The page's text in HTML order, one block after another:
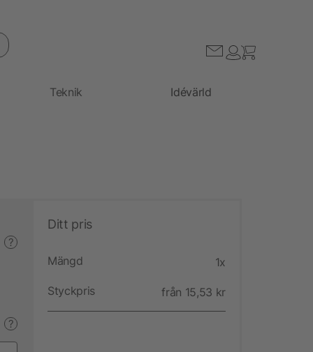
Teknik Idévärld
?
?
Ditt pris
Mängd 1x
Styckpris från 15,53 kr